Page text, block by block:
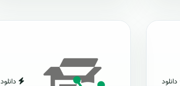
دانلود
دانلود